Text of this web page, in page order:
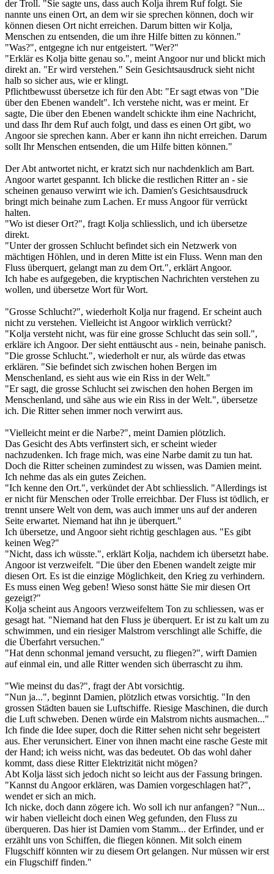
der Troll. "Sie sagte uns, dass auch Kolja ihrem Ruf folgt. Sie
nannte uns einen Ort, an dem wir sie sprechen können, doch wir
können diesen Ort nicht erreichen. Darum bitten wir Kolja,
Menschen zu entsenden, die um ihre Hilfe bitten zu können."
"Was?", entgegne ich nur entgeistert. "Wer?"
"Erklär es Kolja bitte genau so.", meint Angoor nur und blickt mich
direkt an. "Er wird verstehen." Sein Gesichtsausdruck sieht nicht
halb so sicher aus, wie er klingt.
Pflichtbewusst übersetze ich für den Abt: "Er sagt etwas von "Die
über den Ebenen wandelt". Ich verstehe nicht, was er meint. Er
sagte, Die über den Ebenen wandelt schickte ihm eine Nachricht,
und dass Ihr dem Ruf auch folgt, und dass es einen Ort gibt, wo
Angoor sie sprechen kann. Aber er kann ihn nicht erreichen. Darum
sollt Ihr Menschen entsenden, die um Hilfe bitten können."
Der Abt antwortet nicht, er kratzt sich nur nachdenklich am Bart.
Angoor wartet gespannt. Ich blicke die restlichen Ritter an - sie
scheinen genauso verwirrt wie ich. Damien's Gesichtsausdruck
bringt mich beinahe zum Lachen. Er muss Angoor für verrückt
halten.
"Wo ist dieser Ort?", fragt Kolja schliesslich, und ich übersetze
direkt.
"Unter der grossen Schlucht befindet sich ein Netzwerk von
mächtigen Höhlen, und in deren Mitte ist ein Fluss. Wenn man den
Fluss überquert, gelangt man zu dem Ort.", erklärt Angoor.
Ich habe es aufgegeben, die kryptischen Nachrichten verstehen zu
wollen, und übersetze Wort für Wort.
"Grosse Schlucht?", wiederholt Kolja nur fragend. Er scheint auch
nicht zu verstehen. Vielleicht ist Angoor wirklich verrückt?
"Kolja versteht nicht, was für eine grosse Schlucht das sein soll.",
erkläre ich Angoor. Der sieht enttäuscht aus - nein, beinahe panisch.
"Die grosse Schlucht.", wiederholt er nur, als würde das etwas
erklären. "Sie befindet sich zwischen hohen Bergen im
Menschenland, es sieht aus wie ein Riss in der Welt."
"Er sagt, die grosse Schlucht sei zwischen den hohen Bergen im
Menschenland, und sähe aus wie ein Riss in der Welt.", übersetze
ich. Die Ritter sehen immer noch verwirrt aus.
"Vielleicht meint er die Narbe?", meint Damien plötzlich.
Das Gesicht des Abts verfinstert sich, er scheint wieder
nachzudenken. Ich frage mich, was eine Narbe damit zu tun hat.
Doch die Ritter scheinen zumindest zu wissen, was Damien meint.
Ich nehme das als ein gutes Zeichen.
"Ich kenne den Ort.", verkündet der Abt schliesslich. "Allerdings ist
er nicht für Menschen oder Trolle erreichbar. Der Fluss ist tödlich, er
trennt unsere Welt von dem, was auch immer uns auf der anderen
Seite erwartet. Niemand hat ihn je überquert."
Ich übersetze, und Angoor sieht richtig geschlagen aus. "Es gibt
keinen Weg?"
"Nicht, dass ich wüsste.", erklärt Kolja, nachdem ich übersetzt habe.
Angoor ist verzweifelt. "Die über den Ebenen wandelt zeigte mir
diesen Ort. Es ist die einzige Möglichkeit, den Krieg zu verhindern.
Es muss einen Weg geben! Wieso sonst hätte Sie mir diesen Ort
gezeigt?"
Kolja scheint aus Angoors verzweifeltem Ton zu schliessen, was er
gesagt hat. "Niemand hat den Fluss je überquert. Er ist zu kalt um zu
schwimmen, und ein riesiger Malstrom verschlingt alle Schiffe, die
die Überfahrt versuchen."
"Hat denn schonmal jemand versucht, zu fliegen?", wirft Damien
auf einmal ein, und alle Ritter wenden sich überrascht zu ihm.
"Wie meinst du das?", fragt der Abt vorsichtig.
"Nun ja...", beginnt Damien, plötzlich etwas vorsichtig. "In den
grossen Städten bauen sie Luftschiffe. Riesige Maschinen, die durch
die Luft schweben. Denen würde ein Malstrom nichts ausmachen..."
Ich finde die Idee super, doch die Ritter sehen nicht sehr begeistert
aus. Eher verunsichert. Einer von ihnen macht eine rasche Geste mit
der Hand; ich weiss nicht, was das bedeutet. Ob das wohl daher
kommt, dass diese Ritter Elektrizität nicht mögen?
Abt Kolja lässt sich jedoch nicht so leicht aus der Fassung bringen.
"Kannst du Angoor erklären, was Damien vorgeschlagen hat?",
wendet er sich an mich.
Ich nicke, doch dann zögere ich. Wo soll ich nur anfangen? "Nun...
wir haben vielleicht doch einen Weg gefunden, den Fluss zu
überqueren. Das hier ist Damien vom Stamm... der Erfinder, und er
erzählt uns von Schiffen, die fliegen können. Mit solch einem
Flugschiff könnten wir zu diesem Ort gelangen. Nur müssen wir erst
ein Flugschiff finden."